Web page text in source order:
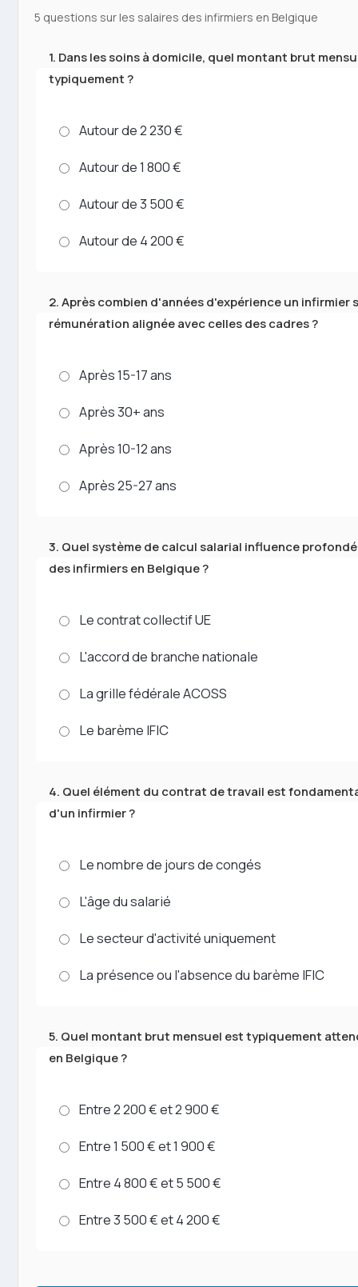
5 questions sur les salaires des infirmiers en Belgique
1. Dans les soins à domicile, quel montant brut
typiquement ?
Autour de 2 230 €
Autour de 1 800 €
Autour de 3 500 €
Autour de 4 200 €
2. Après combien d'années d'expérience un
rémunération alignée avec celles des cadres ?
Après 15-17 ans
Après 30+ ans
Après 10-12 ans
Après 25-27 ans
3. Quel système de calcul salarial influence
des infirmiers en Belgique ?
Le contrat collectif UE
L'accord de branche nationale
La grille fédérale ACOSS
Le barème IFIC
4. Quel élément du contrat de travail est
d'un infirmier ?
Le nombre de jours de congés
L'âge du salarié
Le secteur d'activité uniquement
La présence ou l'absence du barème IFIC
5. Quel montant brut mensuel est typiquement
en Belgique ?
Entre 2 200 € et 2 900 €
Entre 1 500 € et 1 900 €
Entre 4 800 € et 5 500 €
Entre 3 500 € et 4 200 €